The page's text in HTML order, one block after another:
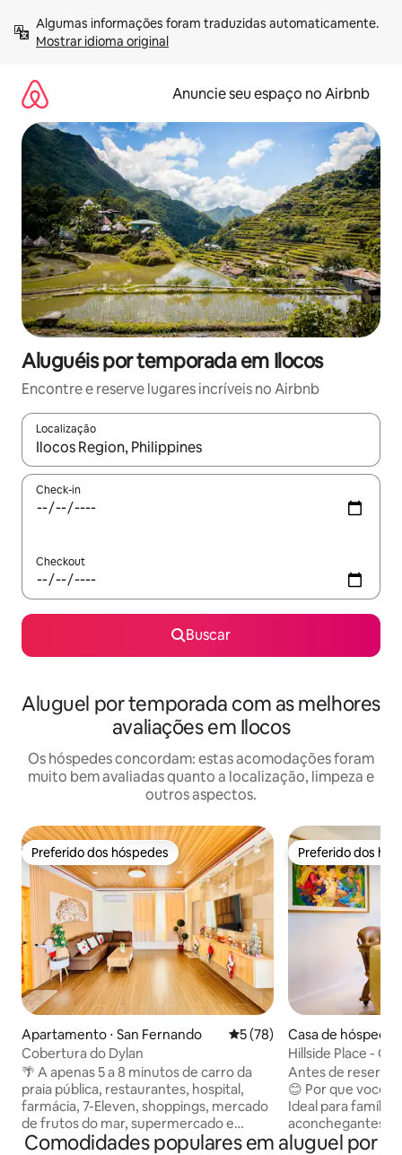
para
Mostrar idioma original
Anuncie seu espaço no Airbnb
Aluguéis por temporada em Ilocos
Encontre e reserve lugares incríveis no Airbnb
Localização
Quando os resultados estiverem disponíveis, explore-os
Check-in
Checkout
Buscar
Aluguel por temporada com as melhores
avaliações em Ilocos
Os hóspedes concordam: estas acomodações foram
muito bem avaliadas quanto a localização, limpeza e
outros aspectos.
Preferido dos hóspedes
Preferido dos hóspedes
Apartamento ⋅ San Fernando 5 de uma avaliação média
5 (78)
Cobertura do Dylan
🌴 A apenas 5 a 8 minutos de carro da
praia pública, restaurantes, hospital,
farmácia, 7-Eleven, shoppings, mercado
de frutos do mar, supermercado e
mercado público. 🚙 Aproveite o uso
Preferido dos
Preferido dos
Casa de hóspedes
Hillside Place -
Camp John Hay
Antes de
😊 Por que você deve reservar agora. 👉
Ideal para
aconchegantes e
estar conversível 👉 1
Comodidades populares em aluguel por